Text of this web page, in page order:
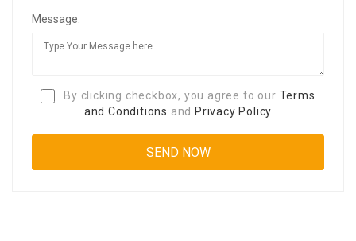
Message:
By clicking checkbox, you agree to our Terms
and Conditions and Privacy Policy